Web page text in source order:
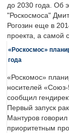
до 2030 года. Об
"Роскосмоса"
Рогозин еще в
проекта, а самой
«Роскосмос»
года
«Роскомос»
носителей
сообщил
Первый запуск
Мантуров
приоритетным